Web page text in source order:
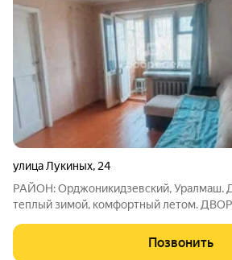
улица Лукиных, 24
РАЙОН: Орджоникидзевский, Уралмаш.
теплый зимой, комфортный летом.
2комнатная квартира с окнами на тихий
не проживает, практически
Позвонить